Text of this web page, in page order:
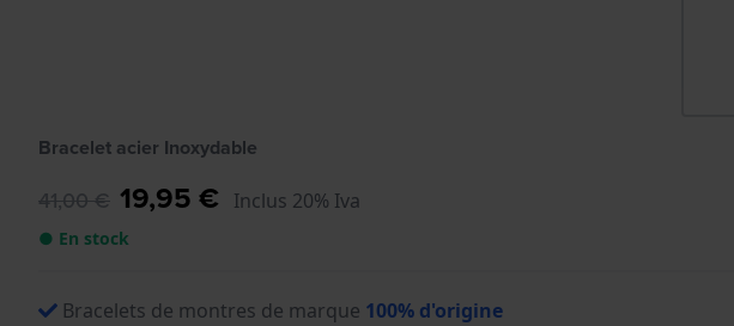
Bracelet acier Inoxydable
41,00 € 19,95 € Inclus 20% Iva
● En stock
Bracelets de montres de marque 100% d'origine